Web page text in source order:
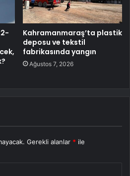
Kahramanmaraş’ta plastik
deposu ve tekstil
fabrikasında yangın
Ağustos 7, 2026
Gerekli alanlar * ile